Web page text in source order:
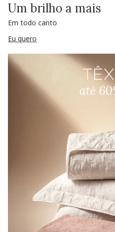
Um brilho a mais
Em todo canto
Eu quero